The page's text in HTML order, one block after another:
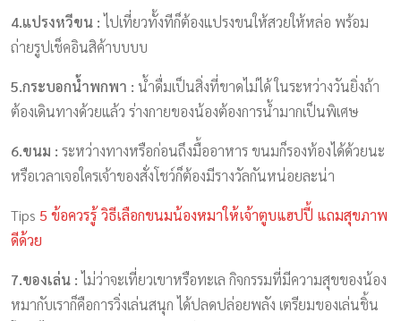
4.แปรงหวีขน :ไปเที่ยวทั้งทีก็ต้องแปรงขนให้สวยให้หล่อ พร้อม
ถ่ายรูปเช็คอินสิค้าบบบบ
5.กระบอกน้ำพกพา : น้ำดื่มเป็นสิ่งที่ขาดไม่ได้ ในระหว่างวันยิ่งถ้า
ต้องเดินทางด้วยแล้ว ร่างกายของน้องต้องการน้ำมากเป็นพิเศษ
6.ขนม : ระหว่างทางหรือก่อนถึงมื้ออาหาร ขนมก็รองท้องได้ด้วยนะ
หรือเวลาเจอใครเจ้าของสั่งโชว์ก็ต้องมีรางวัลกันหน่อยละน่า
Tips 5 ข้อควรรู้ วิธีเลือกขนมน้องหมาให้เจ้าตูบแฮปปี้ แถมสุขภาพ
ดีด้วย
7.ของเล่น :ไม่ว่าจะเที่ยวเขาหรือทะเล กิจกรรมที่มีความสุขของน้อง
หมากับเราก็คือการวิ่งเล่นสนุก ได้ปลดปล่อยพลัง เตรียมของเล่นชิ้น